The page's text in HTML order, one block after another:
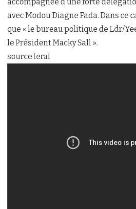
avec Modou Diagne Fada. Dans ce
que « le bureau politique de Ldr/
le Président Macky Sall ».
source leral